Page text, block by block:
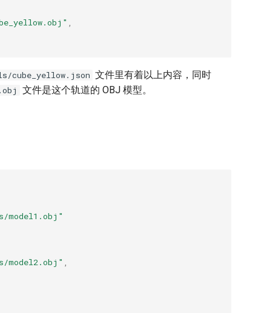
cube_yellow.json 文件里有着以上内容，同时
文件是这个轨道的 OBJ 模型。
model1.obj"
model2.obj"